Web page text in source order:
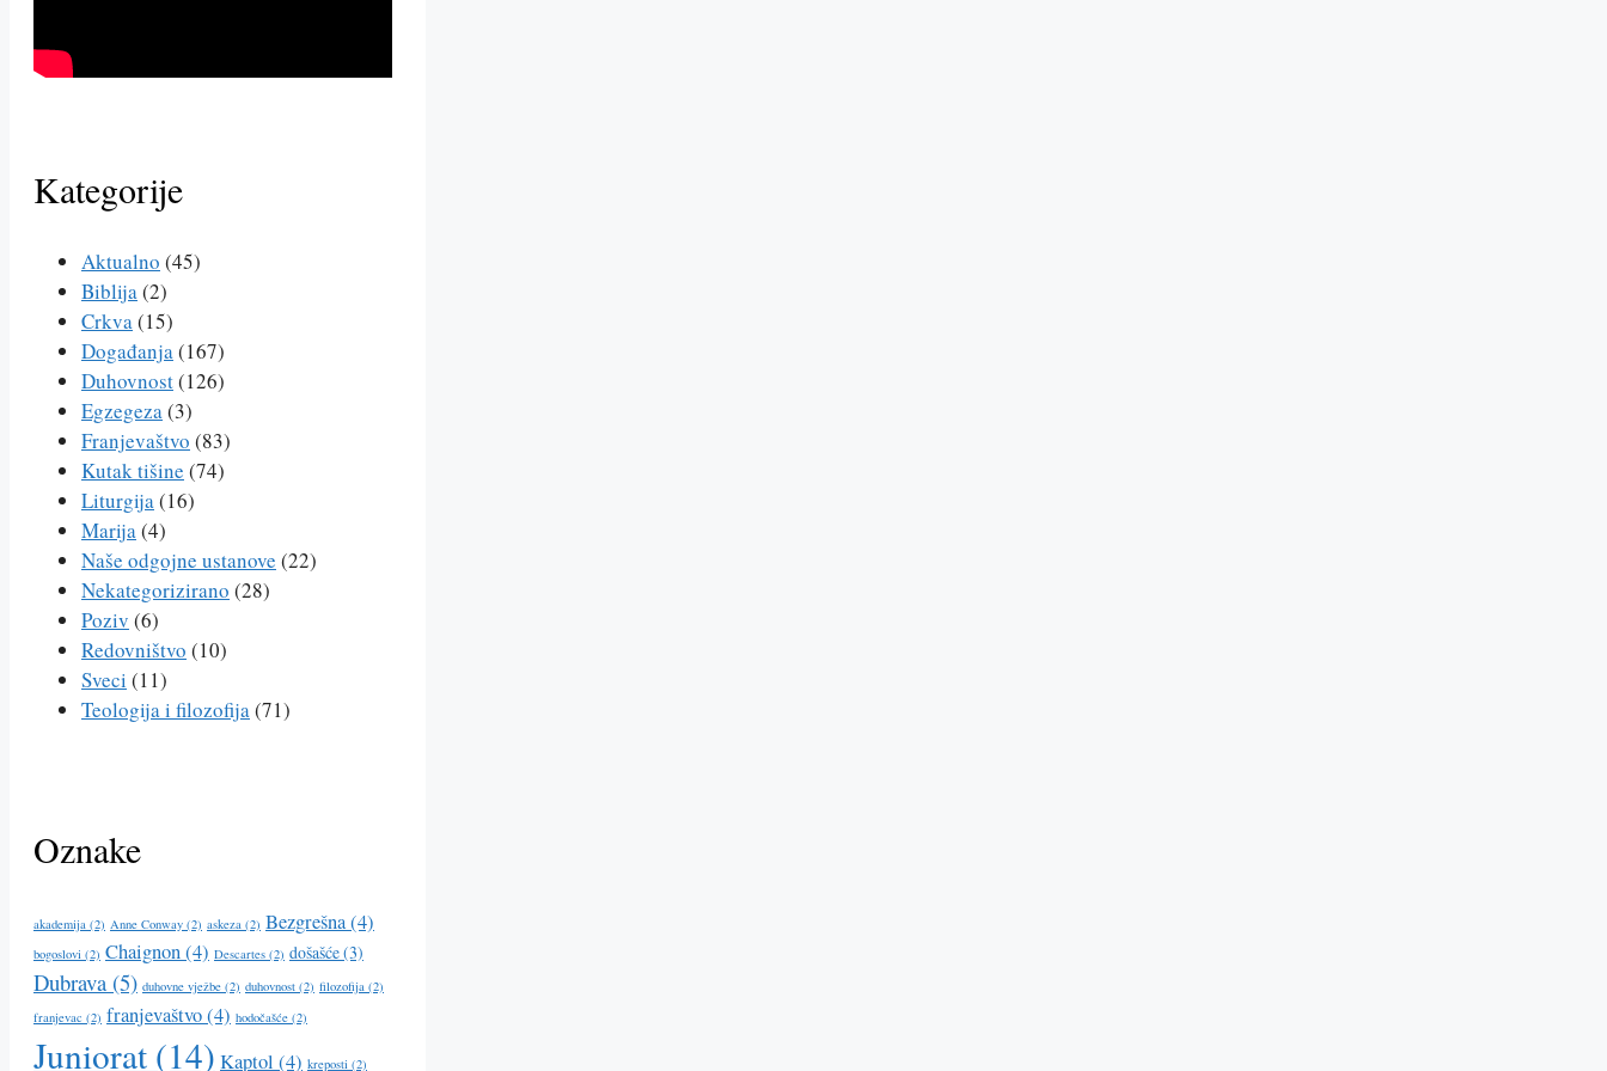
Kategorije
Aktualno (45)
Biblija(2)
Crkva(15)
Događanja(167)
Duhovnost(126)
Egzegeza(3)
Franjevaštvo (83)
Kutak tišine (74)
Liturgija(16)
Marija(4)
Naše odgojne ustanove (22)
Nekategorizirano (28)
Poziv (6)
Redovništvo (10)
Sveci (11)
Teologija i filozofija(71)
Oznake
akademija (2) Anne Conway (2) askeza (2) Bezgrešna(4)
bogoslovi (2) Chaignon(4) Descartes (2) došašće(3)
Dubrava (5) duhovne vježbe (2) duhovnost (2) filozofija (2)
franjevac (2) franjevaštvo(4) hodočašće (2)
Juniorat (14) Kaptol (4) kreposti (2)